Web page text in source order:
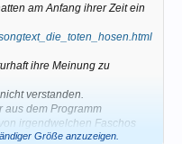
am Anfang ihrer Zeit ein
ihre Meinung zu
verstanden.
aus dem Programm
irgendwelchen Faschos
Größe anzuzeigen.